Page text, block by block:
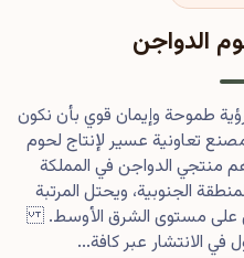
الدواجن
رحلتنا في أصول عام 2013 برؤية طموحة وإيمان قوي بأن نكون
تعاونية عسير لإنتاج لحوم
منتجي الدواجن في المملكة
الجنوبية، ويحتل المرتبة
على مستوى الشرق الأوسط.
الانتشار عبر كافة...